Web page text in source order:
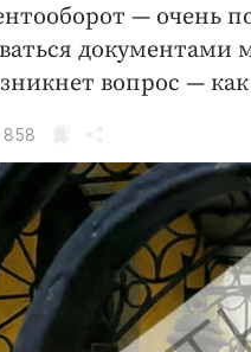
— очень
документами
вопрос —
858